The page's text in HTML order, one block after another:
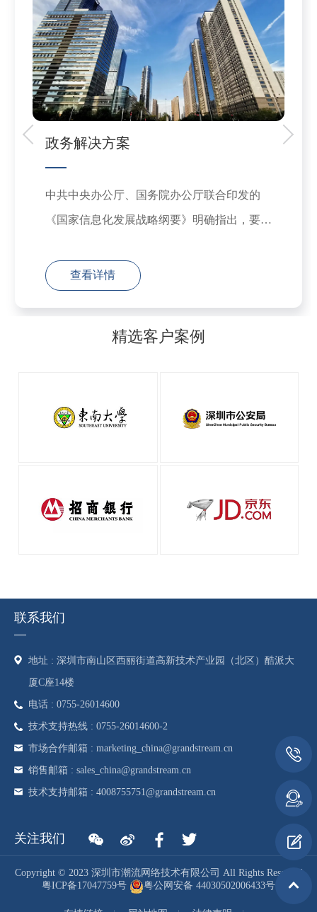
政务解决方案
中共中央办公厅、国务院办公厅联合印发的
《国家信息化发展战略纲要》明确指出，要全
国"和"数字中国"的战略目标。作为信息化建
设的排头兵，各级政府机构正加速推进基于全
过数据、语音、视频等多业务协同发展，全面
查看详情
精选客户案例
联系我们
地址 : 深圳市南山区西丽街道高新技术产业园（北区）酷派大
厦C座14楼
电话 : 0755-26014600
技术支持热线 : 0755-26014600-2
市场合作邮箱 : marketing_china@grandstream.cn
销售邮箱 : sales_china@grandstream.cn
技术支持邮箱 : 4008755751@grandstream.cn
关注我们
Copyright © 2023 深圳市潮流网络技术有限公司 All Rights Reserved
粤ICP备17047759号
粤公网安备 44030502006433号